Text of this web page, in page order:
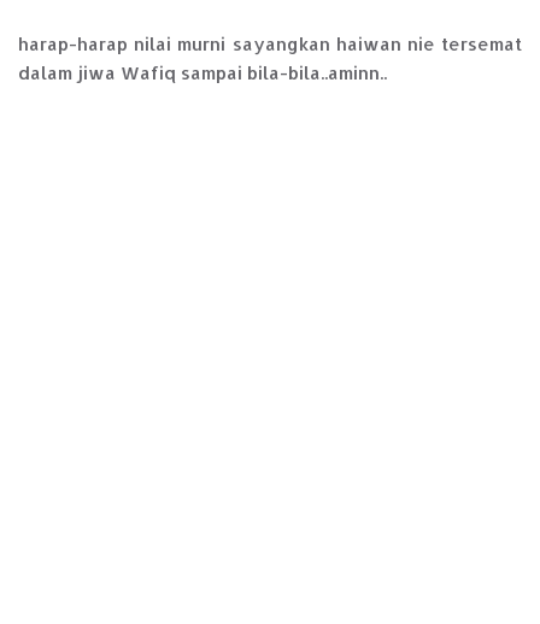
harap-harap nilai murni sayangkan haiwan nie tersemat
dalam jiwa Wafiq sampai bila-bila..aminn..